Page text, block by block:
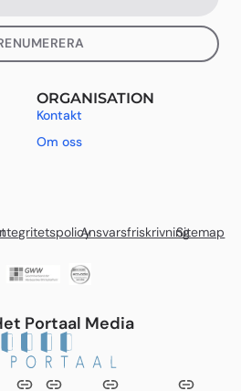
ORGANISATION
Kontakt
Om oss
AnsvarsfriskrivningSitemap
Portaal Media